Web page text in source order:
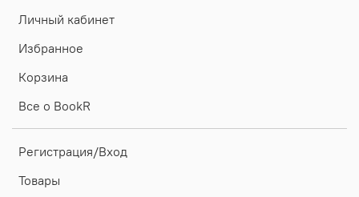
Личный кабинет
Избранное
Корзина
Все о BookR
Регистрация/Вход
Товары